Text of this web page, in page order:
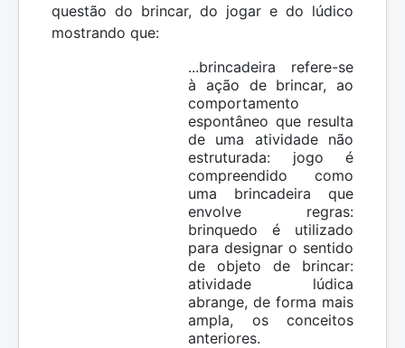
questão do brincar, do jogar e do lúdico
mostrando que:
...brincadeira refere-se
à ação de brincar, ao
comportamento
espontâneo que resulta
de uma atividade não
estruturada: jogo é
compreendido como
uma brincadeira que
envolve regras:
brinquedo é utilizado
para designar o sentido
de objeto de brincar:
atividade lúdica
abrange, de forma mais
ampla, os conceitos
anteriores.